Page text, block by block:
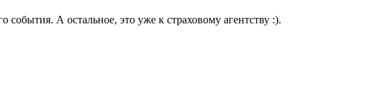
А остальное, это уже к страховому агентству :).